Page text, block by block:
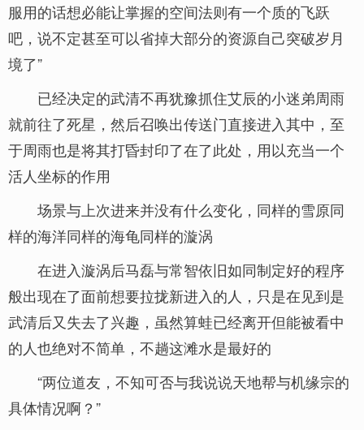
服用的话想必能让掌握的空间法则有一个质的飞跃
吧，说不定甚至可以省掉大部分的资源自己突破岁月
境了”
已经决定的武清不再犹豫抓住艾辰的小迷弟周雨
就前往了死星，然后召唤出传送门直接进入其中，至
于周雨也是将其打昏封印了在了此处，用以充当一个
活人坐标的作用
场景与上次进来并没有什么变化，同样的雪原同
样的海洋同样的海龟同样的漩涡
在进入漩涡后马磊与常智依旧如同制定好的程序
般出现在了面前想要拉拢新进入的人，只是在见到是
武清后又失去了兴趣，虽然算蛙已经离开但能被看中
的人也绝对不简单，不趟这滩水是最好的
“两位道友，不知可否与我说说天地帮与机缘宗的
具体情况啊？”